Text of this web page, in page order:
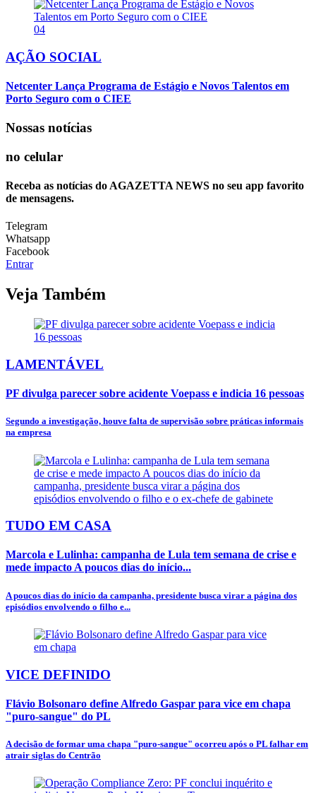
04
AÇÃO SOCIAL
Netcenter Lança Programa de Estágio e Novos Talentos em
Porto Seguro com o CIEE
Nossas notícias
no celular
Receba as notícias do AGAZETTA NEWS no seu app favorito
de mensagens.
Telegram
Whatsapp
Facebook
Entrar
Veja Também
LAMENTÁVEL
PF divulga parecer sobre acidente Voepass e indicia 16 pessoas
Segundo a investigação, houve falta de supervisão sobre práticas informais
na empresa
TUDO EM CASA
Marcola e Lulinha: campanha de Lula tem semana de crise e
mede impacto A poucos dias do início...
A poucos dias do início da campanha, presidente busca virar a página dos
episódios envolvendo o filho e...
VICE DEFINIDO
Flávio Bolsonaro define Alfredo Gaspar para vice em chapa
"puro-sangue" do PL
A decisão de formar uma chapa "puro-sangue" ocorreu após o PL falhar em
atrair siglas do Centrão